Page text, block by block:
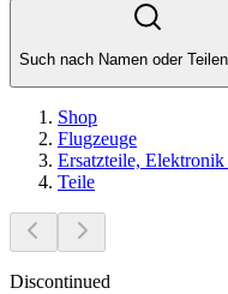
Such nach Namen oder
Shop
Flugzeuge
Ersatzteile,
Teile
Discontinued